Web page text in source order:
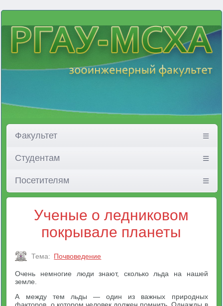
Факультет
Студентам
Посетителям
Ученые о ледниковом
покрывале планеты
Тема: Почвоведение
Очень немногие люди знают, сколько льда на нашей
земле.
А между тем льды — один из важных природных